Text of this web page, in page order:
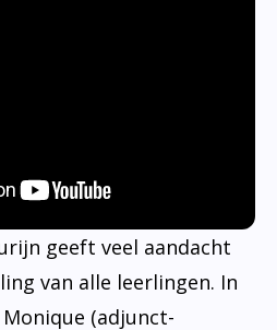
geeft veel aandacht
van alle leerlingen. In
(adjunct-